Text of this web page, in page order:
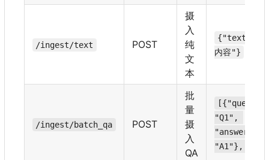
/ingest/text POST
摄
入
纯
文
本
{"text": "
内容"}
/ingest/batch_qa POST
批
量
摄
入
QA
"Q1",
"answer":
"A1"}, ...]